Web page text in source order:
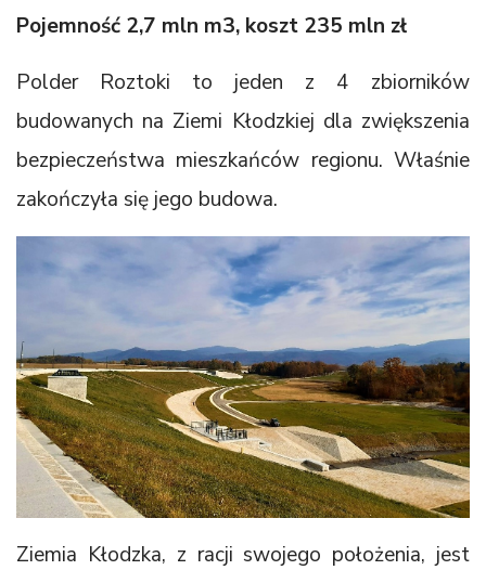
Pojemność 2,7 mln m3, koszt 235 mln zł
Polder Roztoki to jeden z 4 zbiorników
budowanych na Ziemi Kłodzkiej dla zwiększenia
bezpieczeństwa mieszkańców regionu. Właśnie
zakończyła się jego budowa.
Ziemia Kłodzka, z racji swojego położenia, jest